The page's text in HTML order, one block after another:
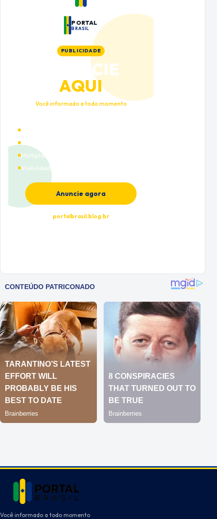
PORTAL
BRASIL
PUBLICIDADE
ANUNCIE
AQUI
Você informado a todo momento
Cobertura nacional
Múltiplas categorias
Visibilidade premium
Anuncie agora
portalbrasil.blog.br
Você informado a todo momento